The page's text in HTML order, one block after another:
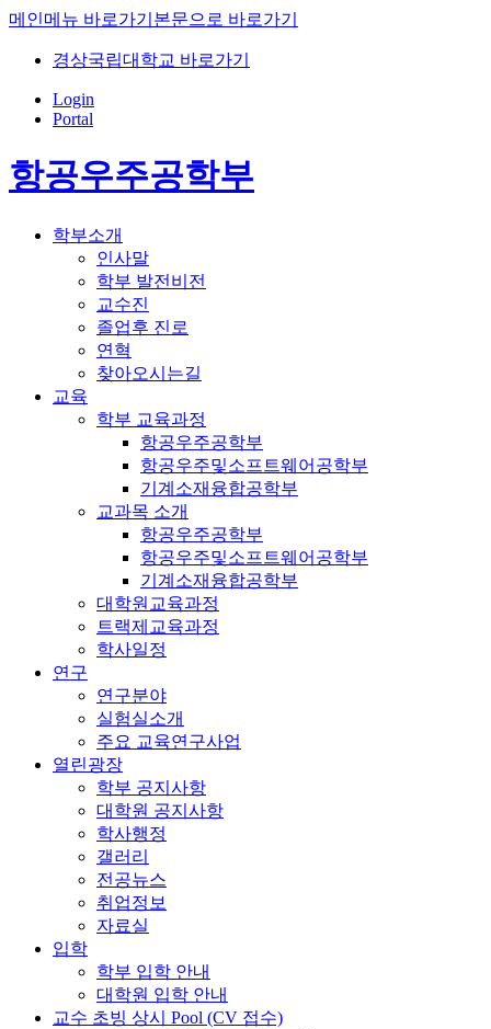
메인메뉴 바로가기 본문으로 바로가기
경상국립대학교 바로가기
Login
Portal
항공우주공학부
학부소개
인사말
학부 발전비전
교수진
졸업후 진로
연혁
찾아오시는길
교육
학부 교육과정
항공우주공학부
항공우주및소프트웨어공학부
기계소재융합공학부
교과목 소개
항공우주공학부
항공우주및소프트웨어공학부
기계소재융합공학부
대학원교육과정
트랙제교육과정
학사일정
연구
연구분야
실험실소개
주요 교육연구사업
열린광장
학부 공지사항
대학원 공지사항
학사행정
갤러리
전공뉴스
취업정보
자료실
입학
학부 입학 안내
대학원 입학 안내
교수 초빙 상시 Pool (CV 접수)